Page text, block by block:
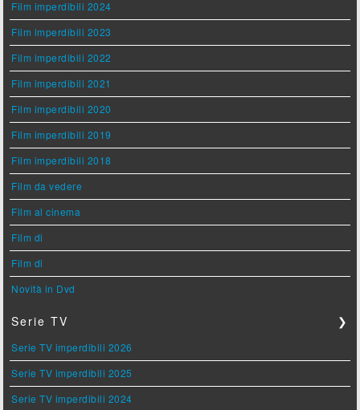
Film imperdibili 2024
Film imperdibili 2023
Film imperdibili 2022
Film imperdibili 2021
Film imperdibili 2020
Film imperdibili 2019
Film imperdibili 2018
Film da vedere
Film al cinema
Film di
Film di
Novità in Dvd
Serie TV ❯
Serie TV imperdibili 2026
Serie TV imperdibili 2025
Serie TV imperdibili 2024